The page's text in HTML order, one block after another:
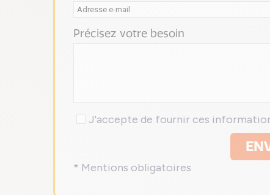
Précisez votre besoin
J'accepte de fournir ces
* Mentions obligatoires